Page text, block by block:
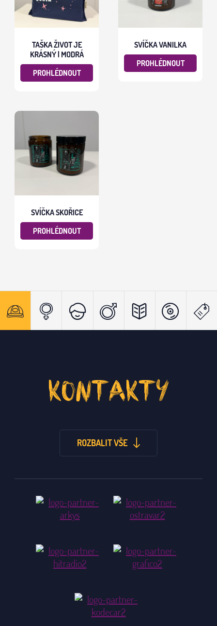
TAŠKA ŽIVOT JE
KRÁSNÝ | MODRÁ
PROHLÉDNOUT
SVÍČKA VANILKA
PROHLÉDNOUT
SVÍČKA SKOŘICE
PROHLÉDNOUT
KONTAKTY
ROZBALIT VŠE